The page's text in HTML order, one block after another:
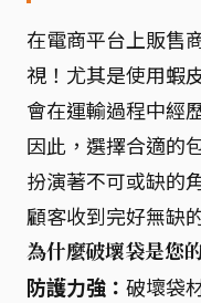
在電商平台上販售
視！尤其是使用蝦
會在運輸過程中經
因此，選擇合適的
扮演著不可或缺的
顧客收到完好無缺
為什麼破壞袋是您
防護力強： 破壞袋